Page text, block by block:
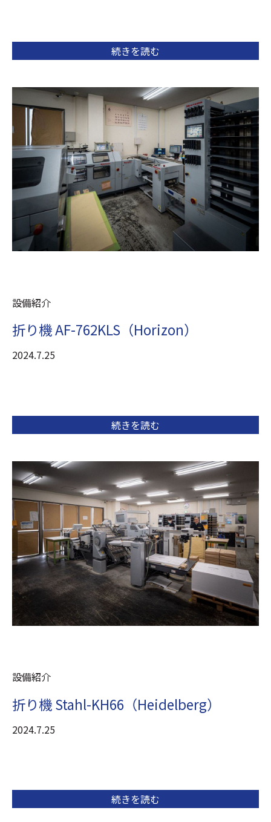
続きを読む
設備紹介
折り機 AF-762KLS（Horizon）
2024.7.25
続きを読む
設備紹介
折り機 Stahl-KH66（Heidelberg）
2024.7.25
続きを読む